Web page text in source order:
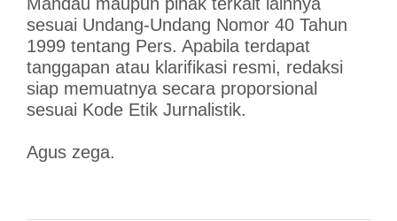
sesuai Undang-Undang Nomor 40 Tahun
1999 tentang Pers. Apabila terdapat
tanggapan atau klarifikasi resmi, redaksi
siap memuatnya secara proporsional
sesuai Kode Etik Jurnalistik.
Agus zega.